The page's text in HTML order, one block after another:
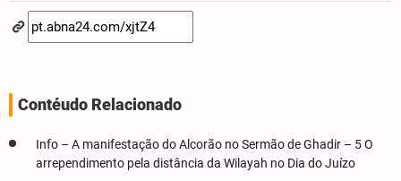
Contéudo Relacionado
Info – A manifestação do Alcorão no Sermão de Ghadir – 5 O
arrependimento pela distância da Wilayah no Dia do Juízo